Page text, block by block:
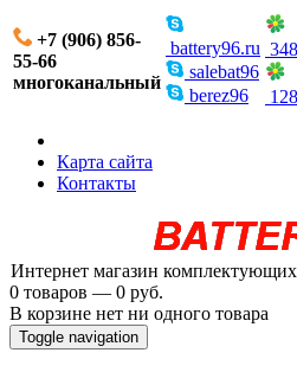
+7 (906) 856-
55-66
многоканальный
battery96.ru
salebat96
berez96
Карта сайта
Контакты
Интернет магазин
0 товаров — 0 руб.
В корзине нет ни одного товара
Toggle navigation